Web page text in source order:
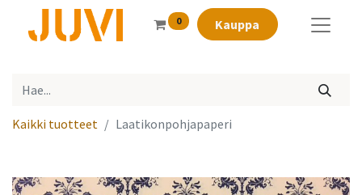
0 Kauppa
Kaikki tuotteet Laatikonpohjapaperi